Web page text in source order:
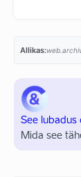
Allikas:
See lubadus
Mida see